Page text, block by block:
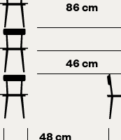
86 cm
46 cm
48 cm